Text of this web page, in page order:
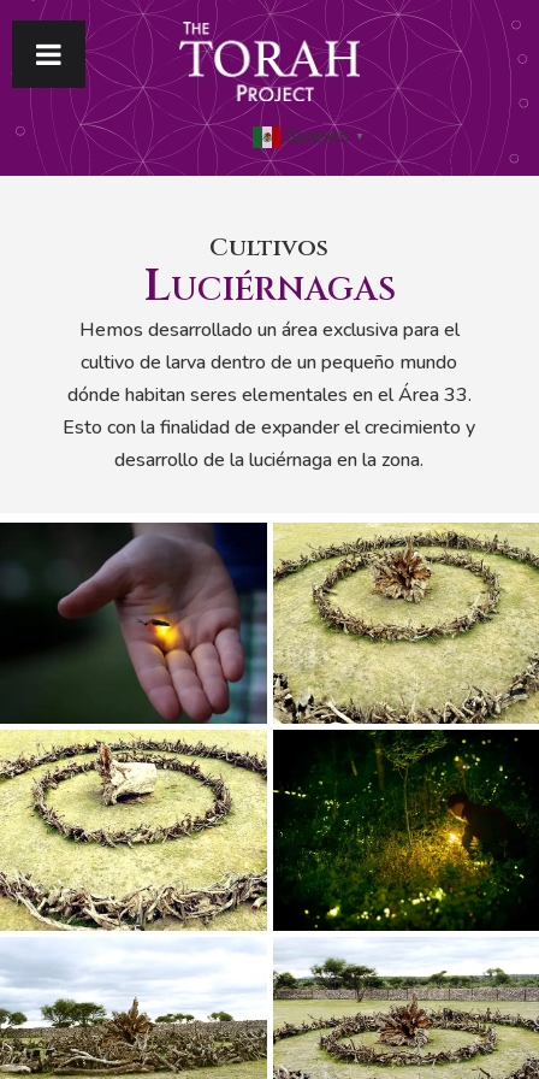
Spanish ▼
Cultivos
Luciérnagas
Hemos desarrollado un área exclusiva para el
cultivo de larva dentro de un pequeño mundo
dónde habitan seres elementales en el Área 33.
Esto con la finalidad de expander el crecimiento y
desarrollo de la luciérnaga en la zona.